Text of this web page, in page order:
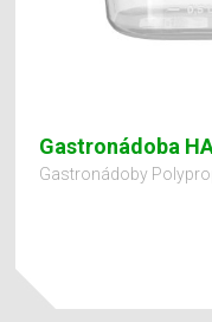
Gastronádoba
Gastronádoby